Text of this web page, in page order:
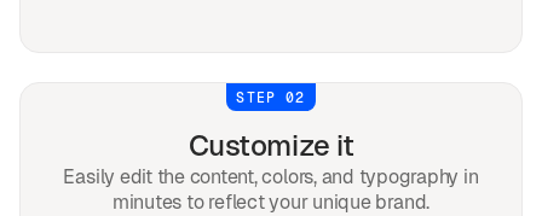
STEP 02
Customize it
Easily edit the content, colors, and typography in
minutes to reflect your unique brand.